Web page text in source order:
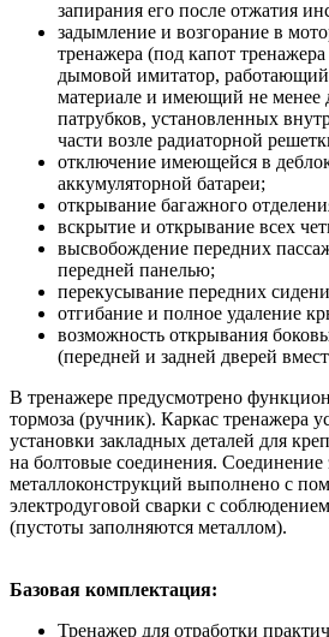
запирания его после отжатия
задымление и возгорание в
тренажера (под капот тренажера
дымовой имитатор,
материале и имеющий не
патрубков, установленных
части возле радиаторной
отключение имеющейся в
аккумуляторной батареи;
открывание багажного
вскрытие и открывание всех
высвобождение передних
передней панелью;
перекусывание передних
отгибание и полное удаление
возможность открывания
(передней и задней дверей
В тренажере предусмотрено
тормоза (ручник). Каркас тренажера
установки закладных деталей для
на болтовые соединения. Соединение
металлоконструкций выполнено с
электродуговой сварки с
(пустоты заполняются металлом).
Базовая комплектация:
Тренажер для отработки